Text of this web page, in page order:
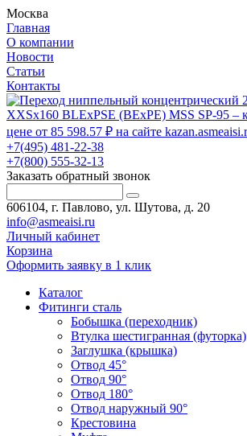
Москва
Главная
О компании
Новости
Статьи
Контакты
+7(495) 481-22-38
+7(800) 555-32-13
Заказать обратный звонок
606104, г. Павлово, ул. Шутова, д. 20
info@asmeaisi.ru
Личный кабинет
Корзина
Оформить заявку в 1 клик
Каталог
Фитинги сталь
Бобышка (переходник)
Втулка шестигранная (футорка)
Заглушка (крышка)
Отвод 45°
Отвод 90°
Отвод 180°
Отвод наружный 90°
Крестовина